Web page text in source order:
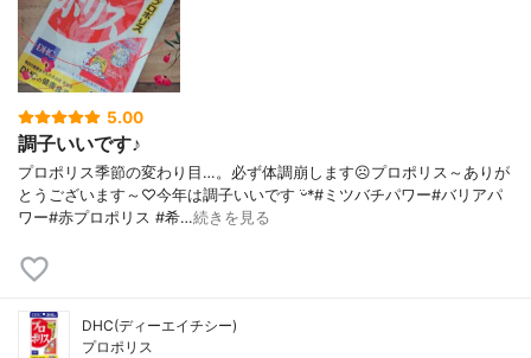
5.00
調子いいです♪
プロポリス季節の変わり目…。必ず体調崩します☹︎プロポリス～ありが
とうございます～♡今年は調子いいです ᵕ̈*#ミツバチパワー#バリアパ
ワー#赤プロポリス #希…続きを見る
DHC(ディーエイチシー)
プロポリス